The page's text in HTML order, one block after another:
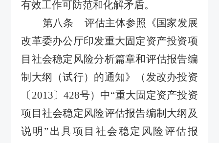
有效工作可防范和化解矛盾。
第八条
评估主体参照《国家发展
改革委办公厅印发重大固定资产投资项
目社会稳定风险分析篇章和评估报告编
制大纲（试行）的通知》（发改办投资
〔 2013〕 428号）中“重大固定资产投资
项目社会稳定风险评估报告编制大纲及
说明 ”出具项目社会稳定风险评估报